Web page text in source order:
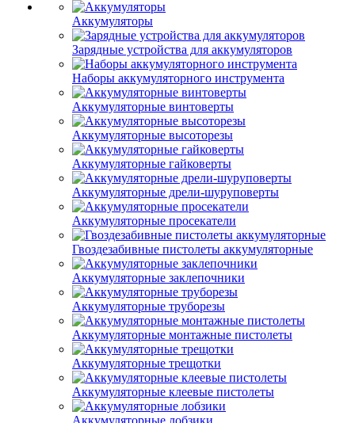
Аккумуляторы
Зарядные устройства для аккумуляторов
Наборы аккумуляторного инструмента
Аккумуляторные винтоверты
Аккумуляторные высоторезы
Аккумуляторные гайковерты
Аккумуляторные дрели-шуруповерты
Аккумуляторные просекатели
Гвоздезабивные пистолеты аккумуляторные
Аккумуляторные заклепочники
Аккумуляторные труборезы
Аккумуляторные монтажные пистолеты
Аккумуляторные трещотки
Аккумуляторные клеевые пистолеты
Аккумуляторные лобзики